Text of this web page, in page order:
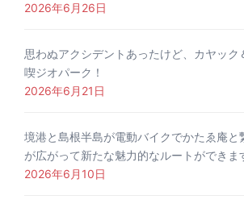
2026年6月26日
思わぬアクシデントあったけど、カヤック
喫ジオパーク！
2026年6月21日
境港と島根半島が電動バイクでかたゑ庵と
が広がって新たな魅力的なルートができま
2026年6月10日